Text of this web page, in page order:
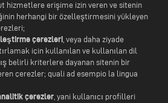
hizmetlere erişime izin veren ve sitenin
herhangi bir özelleştirmesini yükleyen
çerezleri, veya daha ziyade
için kullanılan ve kullanılan dil
belirli kriterlere dayanan sitenin bir
çerezler; quali ad esempio la lingua
çerezler, yani kullanıcı profilleri